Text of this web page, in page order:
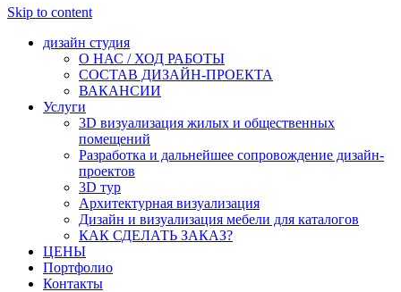
Skip to content
дизайн студия
О НАС / ХОД РАБОТЫ
СОСТАВ ДИЗАЙН-ПРОЕКТА
ВАКАНСИИ
Услуги
3D визуализация жилых и общественных
помещений
Разработка и дальнейшее сопровождение дизайн-
проектов
3D тур
Архитектурная визуализация
Дизайн и визуализация мебели для каталогов
КАК СДЕЛАТЬ ЗАКАЗ?
ЦЕНЫ
Портфолио
Контакты